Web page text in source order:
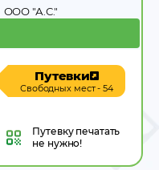
ООО "А.С."
Путевки
Свободных мест - 54
Путевкупечатать
не нужно!